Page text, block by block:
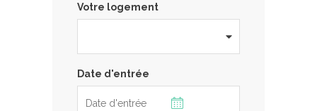
Votre logement
Date d'entrée